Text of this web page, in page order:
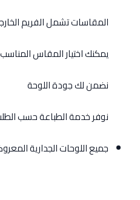
المقاسات تشمل الفريم
يمكنك اختيار المقاس
نضمن لك جودة اللوحة
نوفر خدمة الطباعة حسب
جميع اللوحات الجدارية